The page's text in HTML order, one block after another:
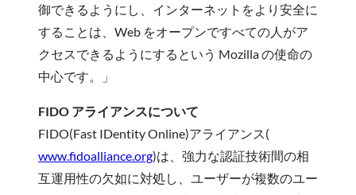
御できるようにし、インターネットをより安全に
することは、Web をオープンですべての人がア
クセスできるようにするという Mozilla の使命の
中心です。」
FIDO アライアンスについて
FIDO(Fast IDentity Online)アライアンス(
www.fidoalliance.org)は、強力な認証技術間の相
互運用性の欠如に対処し、ユーザーが複数のユー